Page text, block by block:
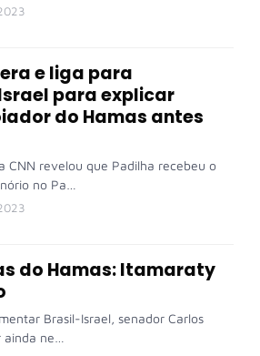
e liga para
para explicar
do Hamas antes
CNN revelou que Padilha recebeu o
no Pa…
do Hamas: Itamaraty
Brasil-Israel, senador Carlos
ne…